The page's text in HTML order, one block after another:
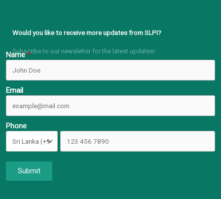
Would you like to receive more updates from SLPI?
Subscribe to our newsletter for the latest updates!
Name
Email
Phone
Submit